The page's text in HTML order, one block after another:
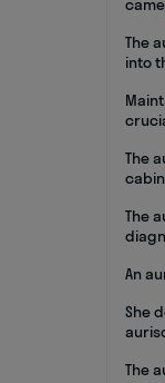
The
into
The
The
An
She
The